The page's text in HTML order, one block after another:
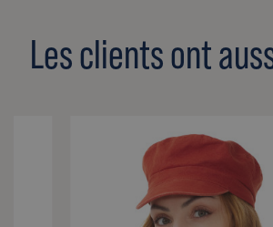
Les clients ont